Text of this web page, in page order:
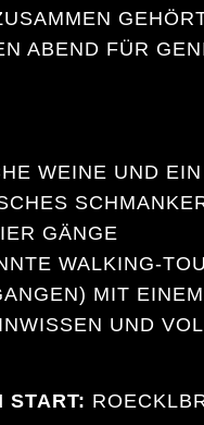
ABEND FÜR
WEINE UND
GÄNGE
WALKING-
MIT
UND
START: